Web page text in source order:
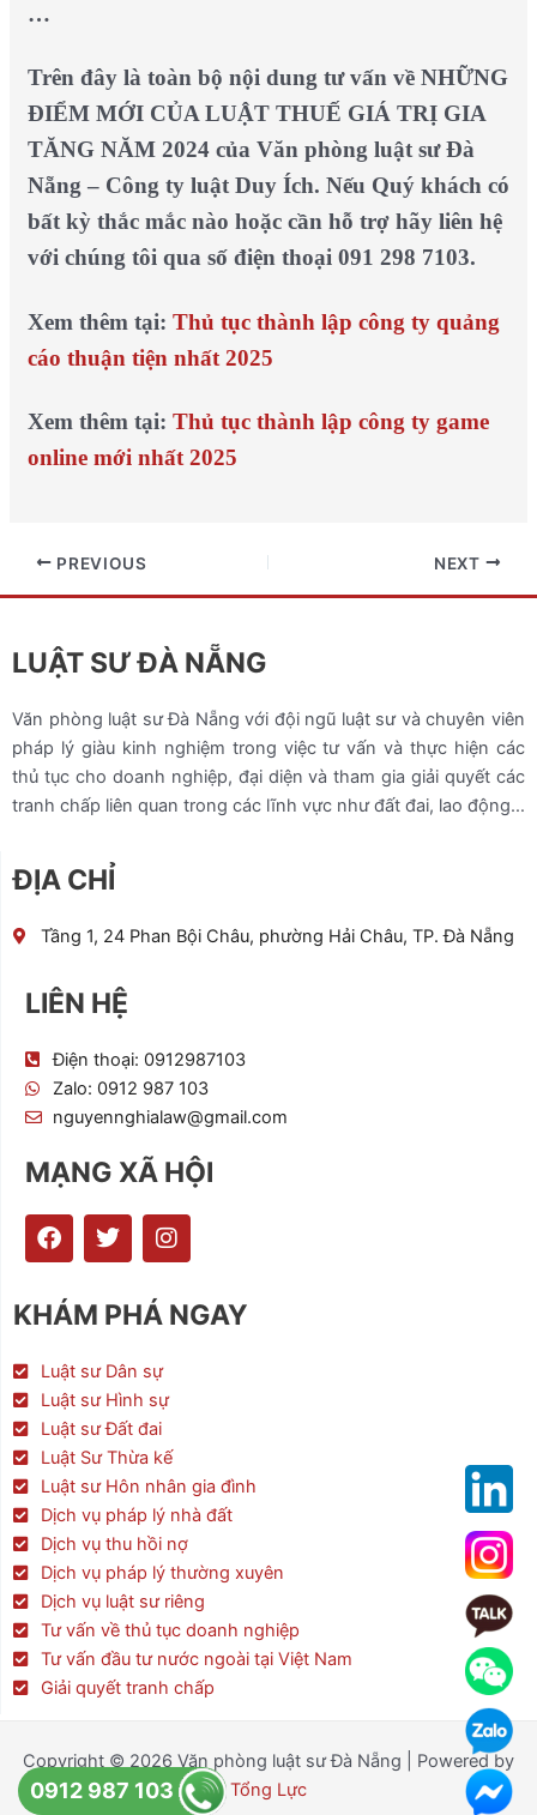
…
Trên đây là toàn bộ nội dung tư vấn về NHỮNG
ĐIỂM MỚI CỦA LUẬT THUẾ GIÁ TRỊ GIA
TĂNG NĂM 2024 của Văn phòng luật sư Đà
Nẵng – Công ty luật Duy Ích. Nếu Quý khách có
bất kỳ thắc mắc nào hoặc cần hỗ trợ hãy liên hệ
với chúng tôi qua số điện thoại 091 298 7103.
Xem thêm tại: Thủ tục thành lập công ty quảng
cáo thuận tiện nhất 2025
Xem thêm tại: Thủ tục thành lập công ty game
online mới nhất 2025
PREVIOUS NEXT
LUẬT SƯ ĐÀ NẴNG
Văn phòng luật sư Đà Nẵng với đội ngũ luật sư và chuyên viên
pháp lý giàu kinh nghiệm trong việc tư vấn và thực hiện các
thủ tục cho doanh nghiệp, đại diện và tham gia giải quyết các
tranh chấp liên quan trong các lĩnh vực như đất đai, lao động…
ĐỊA CHỈ
Tầng 1, 24 Phan Bội Châu, phường Hải Châu, TP. Đà Nẵng
LIÊN HỆ
Điện thoại: 0912987103
Zalo: 0912 987 103
nguyennghialaw@gmail.com
MẠNG XÃ HỘI
F
a
e
b
o
k
T
w
t
t
r
I
n
t
a
a
KHÁM PHÁ NGAY
Luật sư Dân sự
Luật sư Hình sự
Luật sư Đất đai
Luật Sư Thừa kế
Luật sư Hôn nhân gia đình
Dịch vụ pháp lý nhà đất
Dịch vụ thu hồi nợ
Dịch vụ pháp lý thường xuyên
Dịch vụ luật sư riêng
Tư vấn về thủ tục doanh nghiệp
Tư vấn đầu tư nước ngoài tại Việt Nam
Giải quyết tranh chấp
Copyright © 2026 Văn phòng luật sư Đà Nẵng | Powered by
Tổng Lực
0912 987 103